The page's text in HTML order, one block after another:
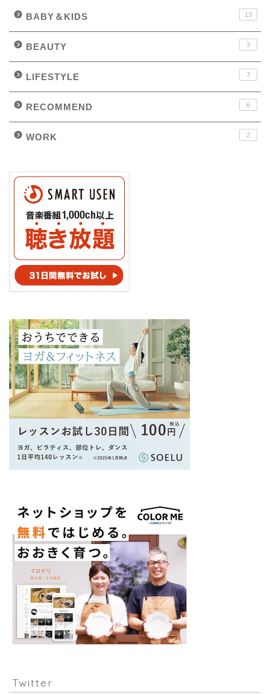
BABY＆KIDS 13
BEAUTY 3
LIFESTYLE 7
RECOMMEND 6
WORK 2
Twitter